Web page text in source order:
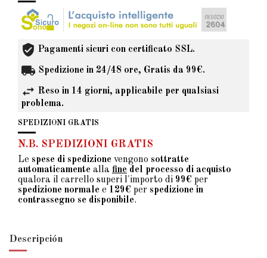
Pagamenti sicuri con certificato SSL.
Spedizione in 24/48 ore, Gratis da 99€.
Reso in 14 giorni, applicabile per qualsiasi
problema.
SPEDIZIONI GRATIS
N.B. SPEDIZIONI GRATIS
Le spese di spedizione vengono sottratte
automaticamente alla fine del processo di acquisto
qualora il carrello superi l'importo di 99€ per
spedizione normale e 129€ per spedizione in
contrassegno se disponibile.
Descripción